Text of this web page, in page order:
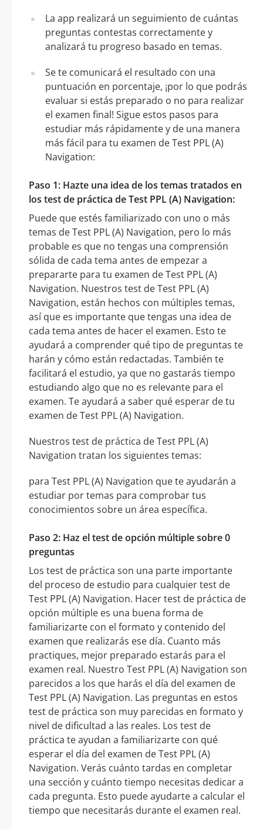
La app realizará un seguimiento de cuántas
preguntas contestas correctamente y
analizará tu progreso basado en temas.
Se te comunicará el resultado con una
puntuación en porcentaje, ¡por lo que podrás
evaluar si estás preparado o no para realizar
el examen final! Sigue estos pasos para
estudiar más rápidamente y de una manera
más fácil para tu examen de Test PPL (A)
Navigation:
Paso 1: Hazte una idea de los temas tratados en
los test de práctica de Test PPL (A) Navigation:
Puede que estés familiarizado con uno o más
temas de Test PPL (A) Navigation, pero lo más
probable es que no tengas una comprensión
sólida de cada tema antes de empezar a
prepararte para tu examen de Test PPL (A)
Navigation. Nuestros test de Test PPL (A)
Navigation, están hechos con múltiples temas,
así que es importante que tengas una idea de
cada tema antes de hacer el examen. Esto te
ayudará a comprender qué tipo de preguntas te
harán y cómo están redactadas. También te
facilitará el estudio, ya que no gastarás tiempo
estudiando algo que no es relevante para el
examen. Te ayudará a saber qué esperar de tu
examen de Test PPL (A) Navigation.
Nuestros test de práctica de Test PPL (A)
Navigation tratan los siguientes temas:
para Test PPL (A) Navigation que te ayudarán a
estudiar por temas para comprobar tus
conocimientos sobre un área específica.
Paso 2: Haz el test de opción múltiple sobre 0
preguntas
Los test de práctica son una parte importante
del proceso de estudio para cualquier test de
Test PPL (A) Navigation. Hacer test de práctica de
opción múltiple es una buena forma de
familiarizarte con el formato y contenido del
examen que realizarás ese día. Cuanto más
practiques, mejor preparado estarás para el
examen real. Nuestro Test PPL (A) Navigation son
parecidos a los que harás el día del examen de
Test PPL (A) Navigation. Las preguntas en estos
test de práctica son muy parecidas en formato y
nivel de dificultad a las reales. Los test de
práctica te ayudan a familiarizarte con qué
esperar el día del examen de Test PPL (A)
Navigation. Verás cuánto tardas en completar
una sección y cuánto tiempo necesitas dedicar a
cada pregunta. Esto puede ayudarte a calcular el
tiempo que necesitarás durante el examen real.